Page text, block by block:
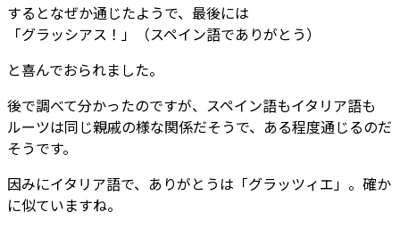
するとなぜか通じたようで、最後には
「グラッシアス！」（スペイン語でありがとう）
と喜んでおられました。
後で調べて分かったのですが、スペイン語もイタリア語も
ルーツは同じ親戚の様な関係だそうで、ある程度通じるのだ
そうです。
因みにイタリア語で、ありがとうは「グラッツィエ」。確か
に似ていますね。